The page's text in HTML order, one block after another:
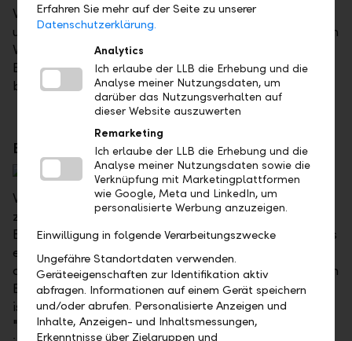
Wir arbeiten stetig daran, die Benutzerfreundlichkeit
unseres Online Bankings zu verbessern. Mit der neuen
Version haben Sie nun die Möglichkeit, unser Online
Banking durchgängig nur mit der Tastatur zu
bedienen.
Benachrichtigungen zentral verwalten
Wir haben die Benachrichtigungen für Sie
zusammengefasst. Sie können weiterhin Ihre
Benachrichtigungen in den Konto- oder Depotdetails
einrichten. Neu haben Sie zusätzlich die Möglichkeit,
alle Konto- oder Depotbenachrichtigungen auf einen
Blick zu sehen. Die neue Seite "Benachrichtigungen"
ist auf der Übersichtsseite "Meine Konten" oder
"Meine Depots" zu finden. Es werden alle aktiven und
Erfahren Sie mehr auf der Seite zu unserer
Datenschutzerklärung.
Analytics
Ich erlaube der LLB die Erhebung und die
Analyse meiner Nutzungsdaten, um
darüber das Nutzungsverhalten auf
dieser Website auszuwerten
Remarketing
Ich erlaube der LLB die Erhebung und die
Analyse meiner Nutzungsdaten sowie die
Verknüpfung mit Marketingplattformen
wie Google, Meta und LinkedIn, um
personalisierte Werbung anzuzeigen.
Einwilligung in folgende Verarbeitungszwecke
Ungefähre Standortdaten verwenden.
Geräteeigenschaften zur Identifikation aktiv
abfragen. Informationen auf einem Gerät speichern
und/oder abrufen. Personalisierte Anzeigen und
Inhalte, Anzeigen- und Inhaltsmessungen,
Erkenntnisse über Zielgruppen und